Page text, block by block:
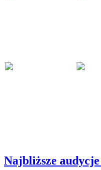
Najbliższe